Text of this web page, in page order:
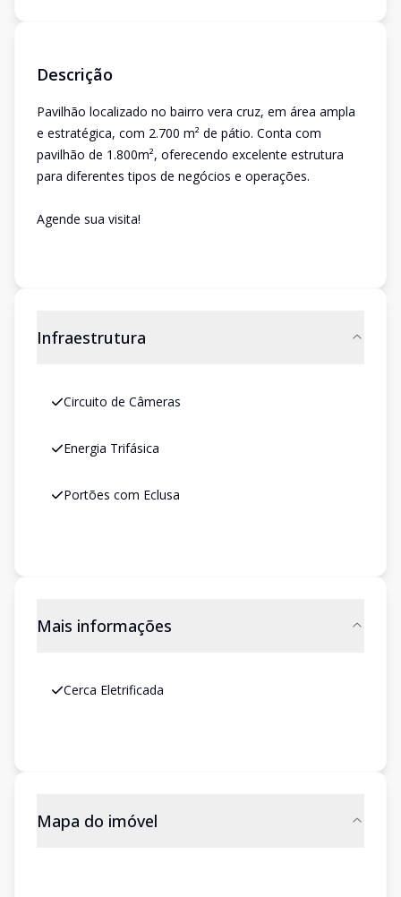
Descrição
Pavilhão localizado no bairro vera cruz, em área ampla
e estratégica, com 2.700 m² de pátio. Conta com
pavilhão de 1.800m², oferecendo excelente estrutura
para diferentes tipos de negócios e operações.
Agende sua visita!
Infraestrutura
Circuito de Câmeras
Energia Trifásica
Portões com Eclusa
Mais informações
Cerca Eletrificada
Mapa do imóvel